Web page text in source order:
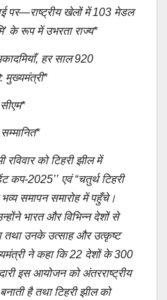
पर—राष्ट्रीय खेलों में 103 मेडल
के रूप में उभरता राज्य*
हर साल 920
मुख्यमंत्री*
रविवार को टिहरी झील में
2025’’ एवं “चतुर्थ टिहरी
समापन समारोह में पहुँचे।
भारत और विभिन्न देशों से
तथा उनके उत्साह और उत्कृष्ट
ने कहा कि 22 देशों के 300
इस आयोजन को अंतरराष्ट्रीय
है तथा टिहरी झील को